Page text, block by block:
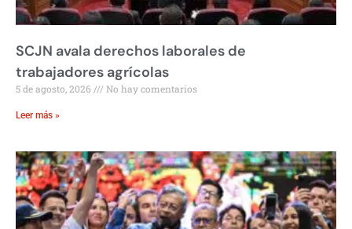
SCJN avala derechos laborales de
trabajadores agrícolas
5 de agosto, 2026 No hay comentarios
Leer más »